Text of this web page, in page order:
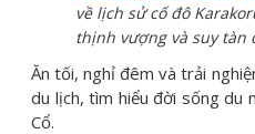
về lịch sử cố đô
thịnh vượng và suy tàn
Ăn tối, nghỉ đêm và trải
du lịch, tìm hiểu đời sống du
Cổ.